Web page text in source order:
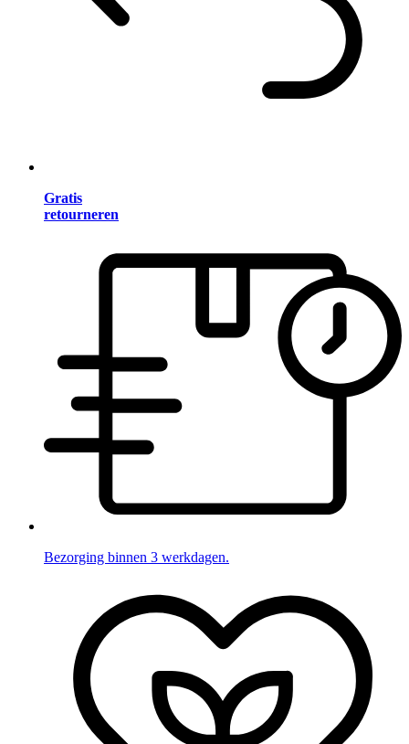
Gratis
retourneren
Bezorging binnen 3 werkdagen.